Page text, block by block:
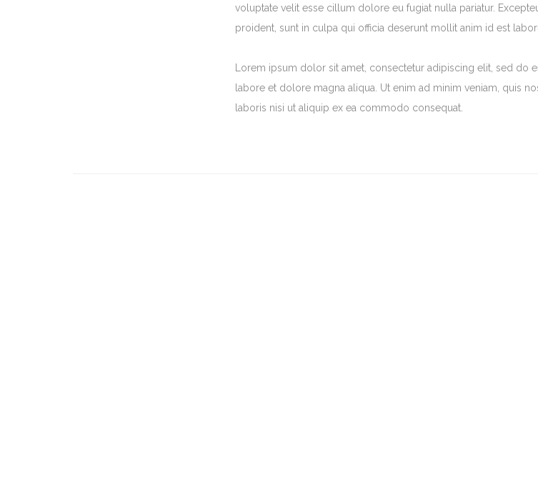
voluptate velit esse cillum dolore eu fugiat nulla pariatur.
proident, sunt in culpa qui officia deserunt mollit anim id est
Lorem ipsum dolor sit amet, consectetur adipiscing elit, sed do
labore et dolore magna aliqua. Ut enim ad minim veniam, quis
laboris nisi ut aliquip ex ea commodo consequat.